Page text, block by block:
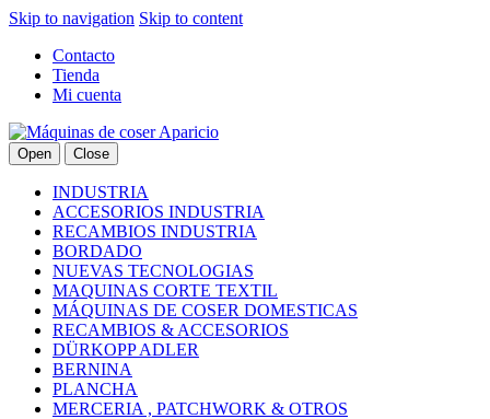
Skip to navigation Skip to content
Contacto
Tienda
Mi cuenta
Open Close
INDUSTRIA
ACCESORIOS INDUSTRIA
RECAMBIOS INDUSTRIA
BORDADO
NUEVAS TECNOLOGIAS
MAQUINAS CORTE TEXTIL
MÁQUINAS DE COSER DOMESTICAS
RECAMBIOS & ACCESORIOS
DÜRKOPP ADLER
BERNINA
PLANCHA
MERCERIA , PATCHWORK & OTROS